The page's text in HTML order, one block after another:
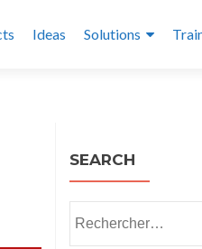
Ideas Solutions
SEARCH